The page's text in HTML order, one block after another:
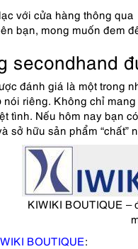
với cửa hàng thông
bạn, mong muốn đem
secondhand
đánh giá là một trong
nói riêng. Không chỉ
tình. Nếu hôm nay bạn
sở hữu sản phẩm “chất”
KIWIKI BOUTIQUE
BOUTIQUE: